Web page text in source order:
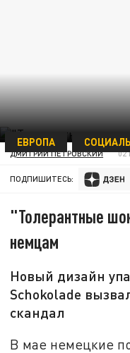
ЕВРОПА
ДМИТРИЙ ПЕТРОВСКИЙ 02
ПОДПИШИТЕСЬ:
"Толерантные
немцам
Новый дизайн
Schokolade
скандал
В мае немецкие